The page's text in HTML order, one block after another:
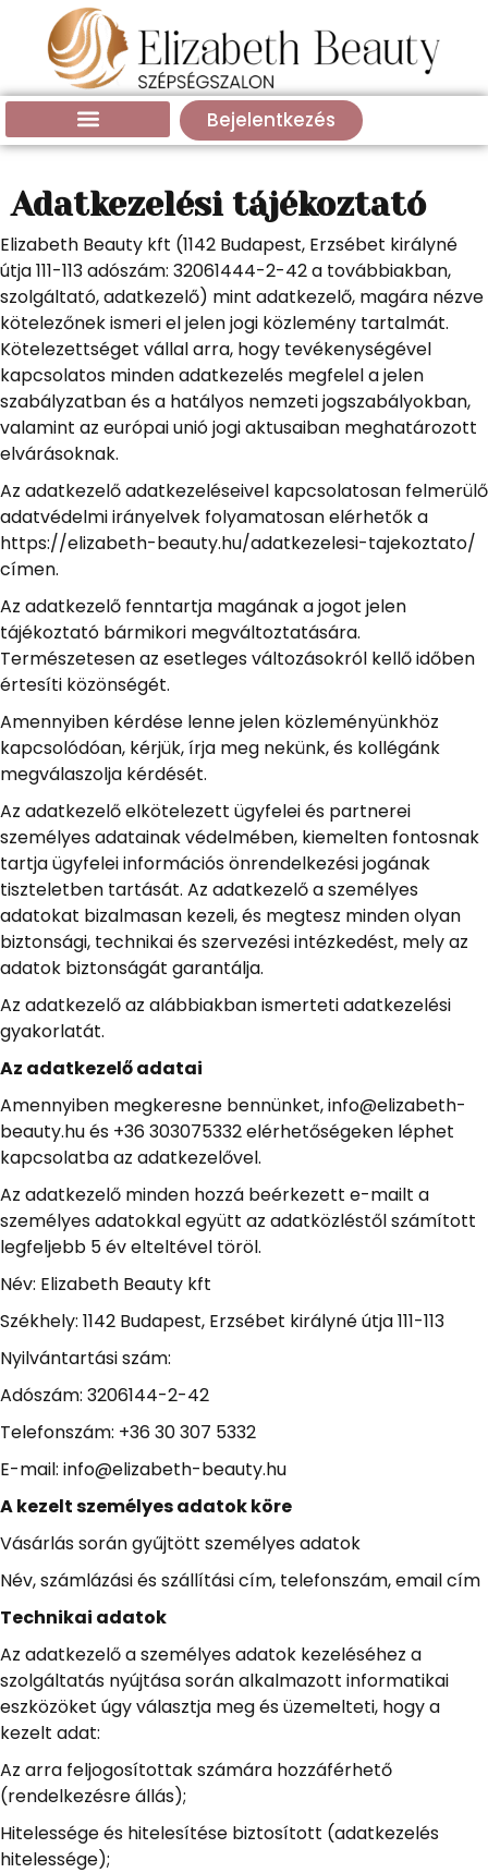
Bejelentkezés
Adatkezelési tájékoztató
Elizabeth Beauty kft (1142 Budapest, Erzsébet királyné
útja 111-113 adószám: 32061444-2-42 a továbbiakban,
szolgáltató, adatkezelő) mint adatkezelő, magára nézve
kötelezőnek ismeri el jelen jogi közlemény tartalmát.
Kötelezettséget vállal arra, hogy tevékenységével
kapcsolatos minden adatkezelés megfelel a jelen
szabályzatban és a hatályos nemzeti jogszabályokban,
valamint az európai unió jogi aktusaiban meghatározott
elvárásoknak.
Az adatkezelő adatkezeléseivel kapcsolatosan felmerülő
adatvédelmi irányelvek folyamatosan elérhetők a
https://elizabeth-beauty.hu/adatkezelesi-tajekoztato/
címen.
Az adatkezelő fenntartja magának a jogot jelen
tájékoztató bármikori megváltoztatására.
Természetesen az esetleges változásokról kellő időben
értesíti közönségét.
Amennyiben kérdése lenne jelen közleményünkhöz
kapcsolódóan, kérjük, írja meg nekünk, és kollégánk
megválaszolja kérdését.
Az adatkezelő elkötelezett ügyfelei és partnerei
személyes adatainak védelmében, kiemelten fontosnak
tartja ügyfelei információs önrendelkezési jogának
tiszteletben tartását. Az adatkezelő a személyes
adatokat bizalmasan kezeli, és megtesz minden olyan
biztonsági, technikai és szervezési intézkedést, mely az
adatok biztonságát garantálja.
Az adatkezelő az alábbiakban ismerteti adatkezelési
gyakorlatát.
Az adatkezelő adatai
Amennyiben megkeresne bennünket, info@elizabeth-
beauty.hu és +36 303075332 elérhetőségeken léphet
kapcsolatba az adatkezelővel.
Az adatkezelő minden hozzá beérkezett e-mailt a
személyes adatokkal együtt az adatközléstől számított
legfeljebb 5 év elteltével töröl.
Név: Elizabeth Beauty kft
Székhely: 1142 Budapest, Erzsébet királyné útja 111-113
Nyilvántartási szám:
Adószám: 3206144-2-42
Telefonszám: +36 30 307 5332
E-mail: info@elizabeth-beauty.hu
A kezelt személyes adatok köre
Vásárlás során gyűjtött személyes adatok
Név, számlázási és szállítási cím, telefonszám, email cím
Technikai adatok
Az adatkezelő a személyes adatok kezeléséhez a
szolgáltatás nyújtása során alkalmazott informatikai
eszközöket úgy választja meg és üzemelteti, hogy a
kezelt adat:
Az arra feljogosítottak számára hozzáférhető
(rendelkezésre állás);
Hitelessége és hitelesítése biztosított (adatkezelés
hitelessége);